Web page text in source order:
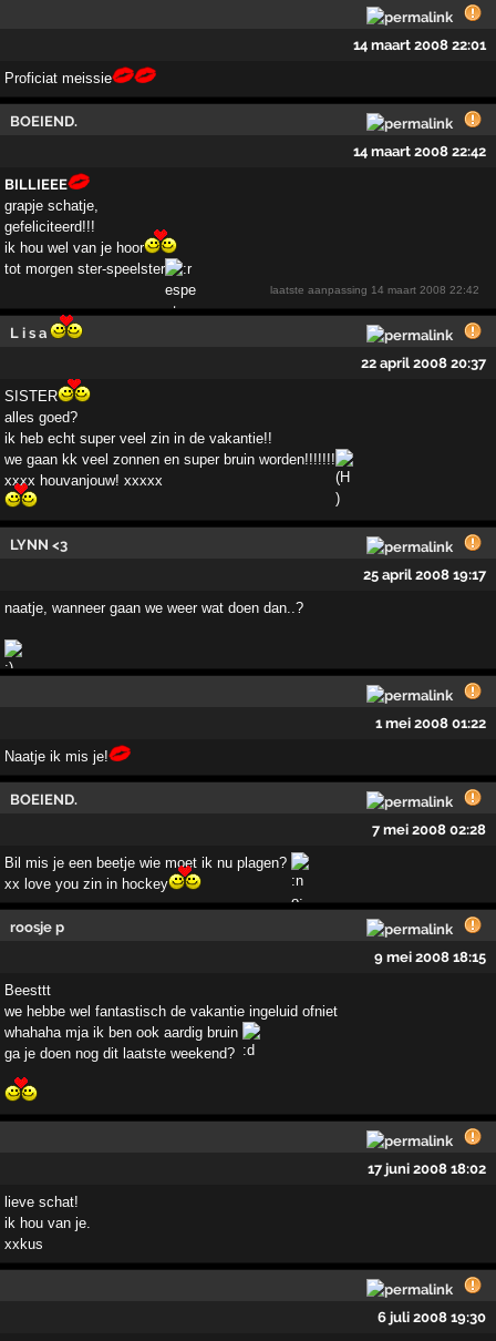
14 maart 2008 22:01
Proficiat meissie
BOEIEND.
14 maart 2008 22:42
BILLIEEE
grapje schatje,
gefeliciteerd!!!
ik hou wel van je hoor
tot morgen ster-speelster
laatste aanpassing 14 maart 2008 22:42
L i s a
22 april 2008 20:37
SISTER
alles goed?
ik heb echt super veel zin in de vakantie!!
we gaan kk veel zonnen en super bruin worden!!!!!!!
xxxx houvanjouw! xxxxx
LYNN <3
25 april 2008 19:17
naatje, wanneer gaan we weer wat doen dan..?
1 mei 2008 01:22
Naatje ik mis je!
BOEIEND.
7 mei 2008 02:28
Bil mis je een beetje wie moet ik nu plagen?
xx love you zin in hockey
roosje p
9 mei 2008 18:15
Beesttt
we hebbe wel fantastisch de vakantie ingeluid ofniet
whahaha mja ik ben ook aardig bruin
ga je doen nog dit laatste weekend?
17 juni 2008 18:02
lieve schat!
ik hou van je.
xxkus
6 juli 2008 19:30